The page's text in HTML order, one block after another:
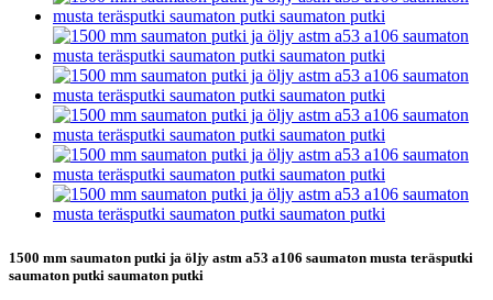
1500 mm saumaton putki ja öljy astm a53 a106 saumaton musta teräsputki
saumaton putki saumaton putki